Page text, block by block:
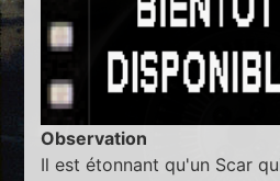
Observation
Il est étonnant qu'un Scar